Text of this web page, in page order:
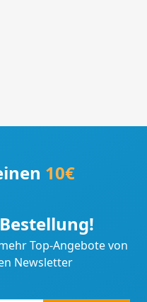
10€
Top-Angebote von
Newsletter